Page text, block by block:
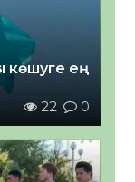
көшуге ең
22 0